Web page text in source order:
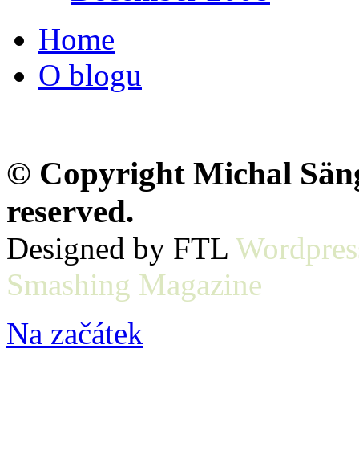
Home
O blogu
© Copyright Michal
reserved.
Designed by FTL
Smashing Magazine
Na začátek